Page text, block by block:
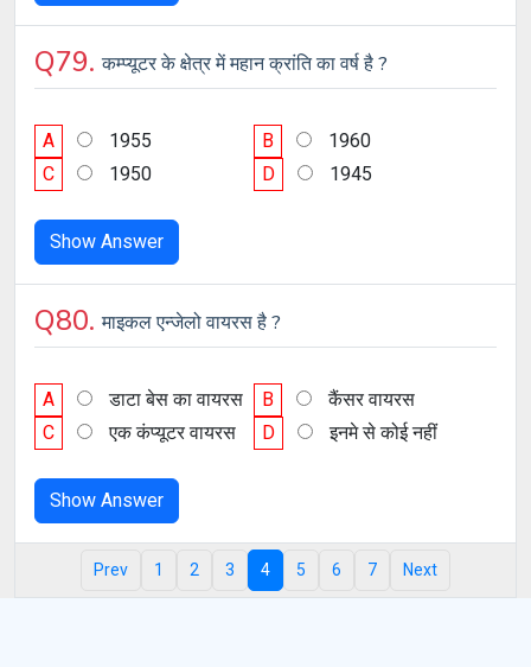
Q79.कम्प्यूटर के क्षेत्र में महान क्रांति का वर्ष है ?
A 1955 B
1960
C
1950 D 1945
Show Answer
Q80.माइकल एन्जेलो वायरस है ?
A डाटा बेस का वायरस B
कैंसर वायरस
C
एक कंप्यूटर वायरस D इनमे से कोई नहीं
Show Answer
Prev 1 2 3 4 5 6 7 Next